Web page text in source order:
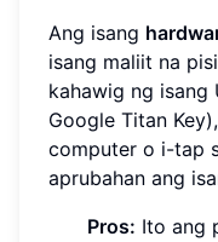
Ang isang
isang maliit na
kahawig ng isang
Google Titan
computer o i-tap
aprubahan ang
Pros: Ito ang